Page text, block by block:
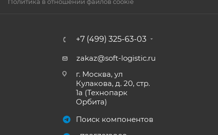
Политика в отношении файлов cookie
+7 (499) 325-63-03
zakaz@soft-logistic.ru
г. Москва, ул
Кулакова, д. 20, стр.
1а (Технопарк
Орбита)
Поиск компонентов